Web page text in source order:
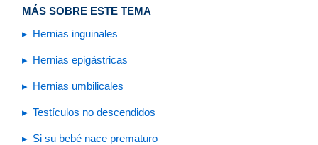
MÁS SOBRE ESTE TEMA
Hernias inguinales
Hernias epigástricas
Hernias umbilicales
Testículos no descendidos
Si su bebé nace prematuro